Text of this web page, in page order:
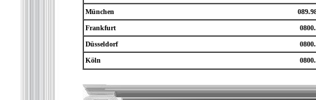
München
Frankfurt
Düsseldorf
Köln